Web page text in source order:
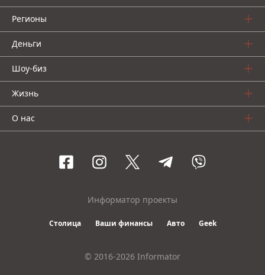
Регионы
Деньги
Шоу-биз
Жизнь
О нас
Информатор проекты
Столица Ваши финансы Авто Geek
© 2016-2026 Informator